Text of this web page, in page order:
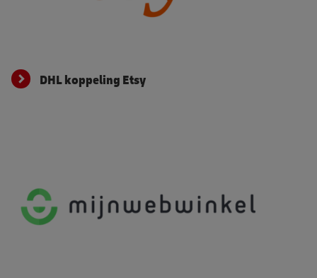
DHL koppeling Etsy